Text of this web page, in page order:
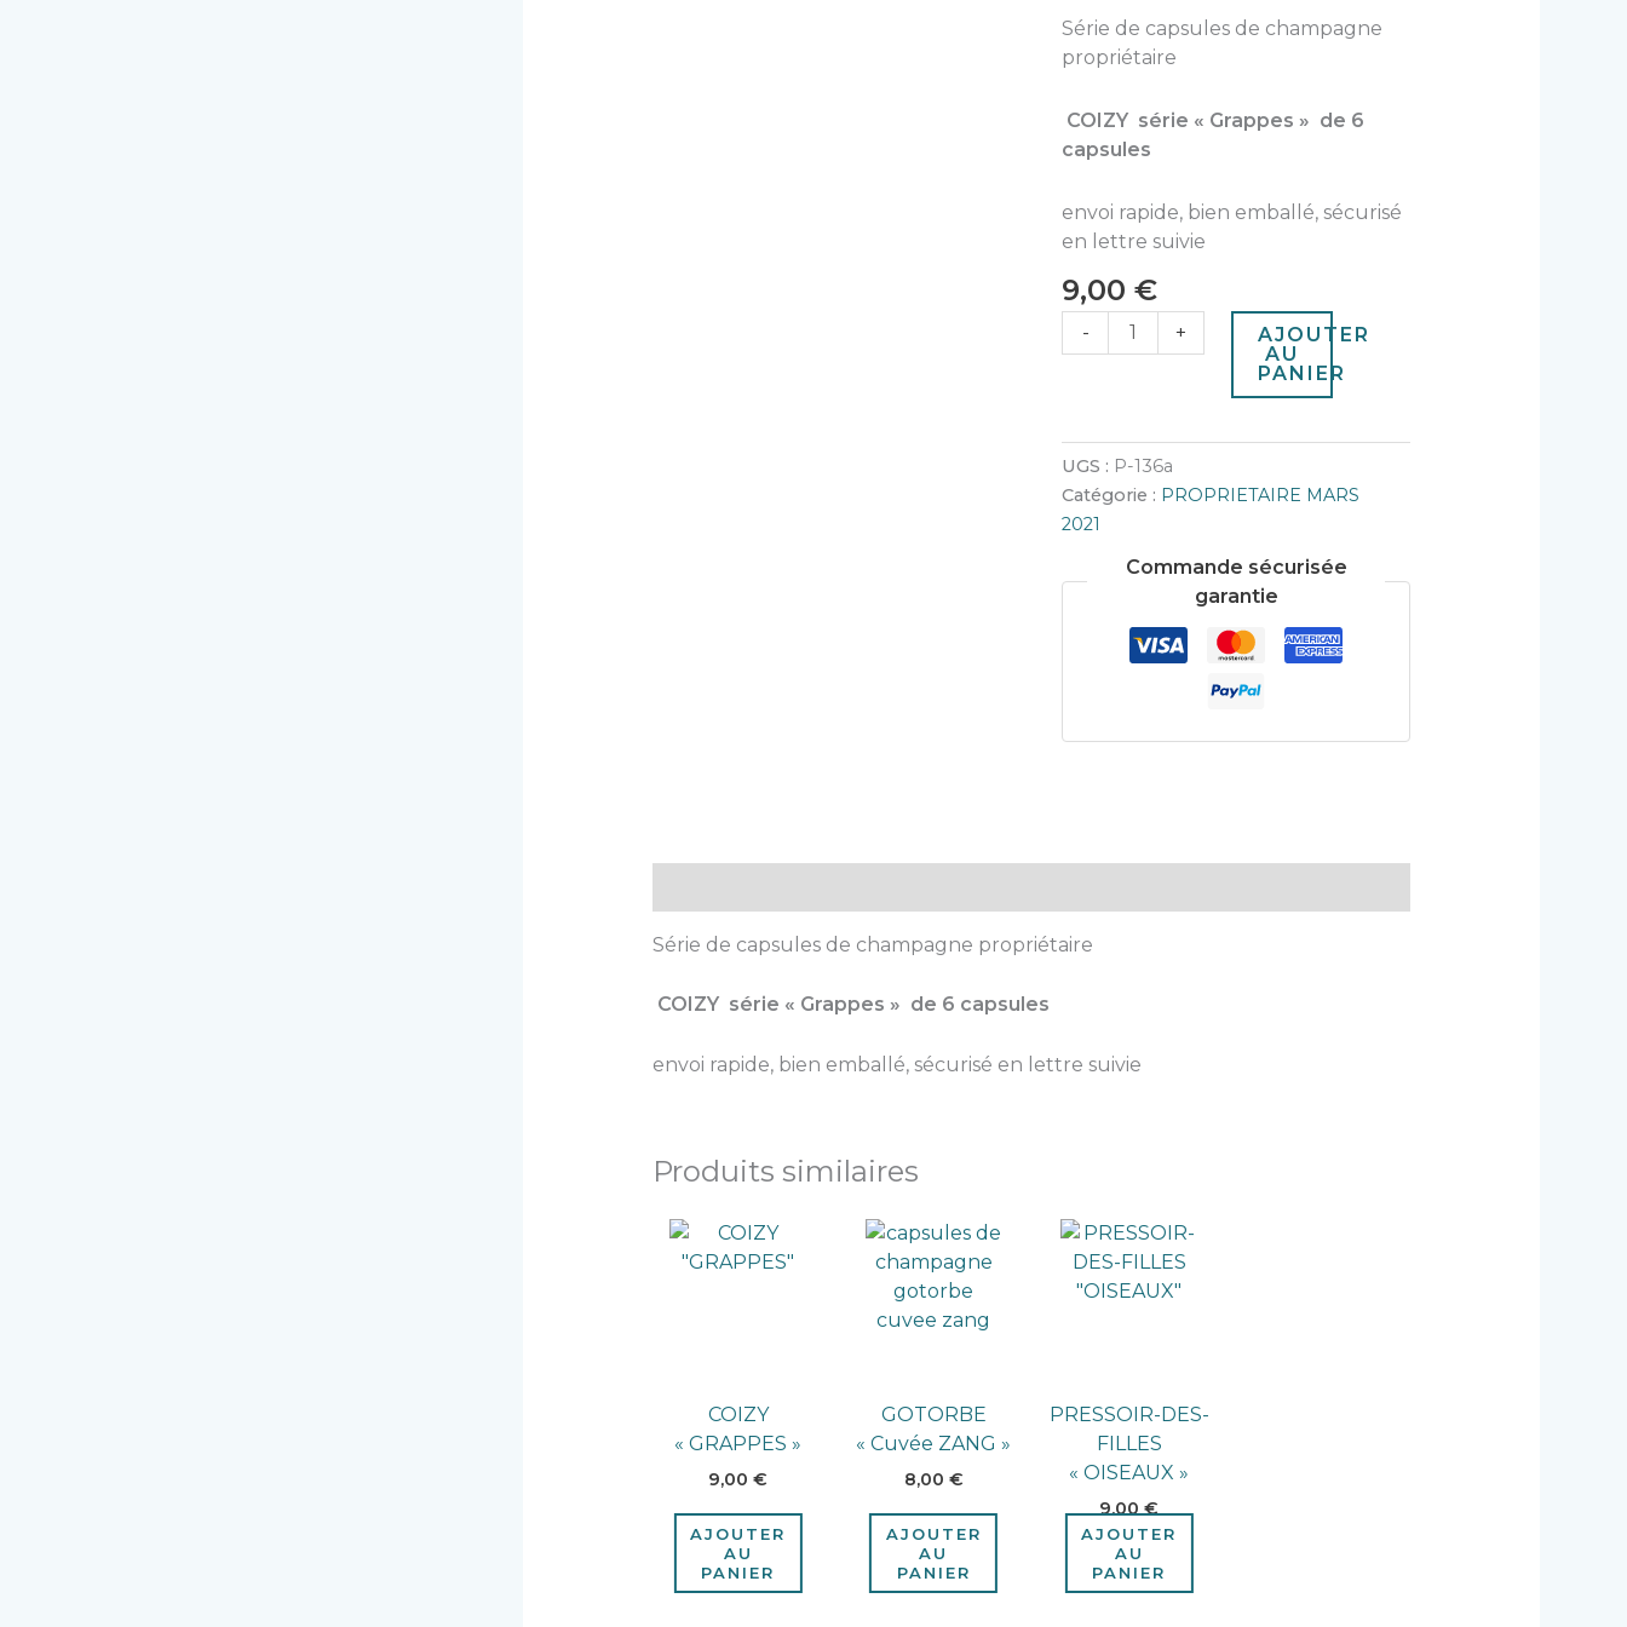
Série de capsules de champagne
propriétaire
COIZY série « Grappes » de 6
capsules
envoi rapide, bien emballé, sécurisé
en lettre suivie
9,00€
- +
AJOUTER
AU
PANIER
UGS : P-136a
Catégorie : PROPRIETAIRE MARS
2021
Commande sécurisée
garantie
Série de capsules de champagne propriétaire
COIZY série « Grappes » de 6 capsules
envoi rapide, bien emballé, sécurisé en lettre suivie
Produits similaires
COIZY
« GRAPPES »
9,00€
AJOUTER
AU
PANIER
GOTORBE
« Cuvée ZANG »
8,00 €
AJOUTER
AU
PANIER
PRESSOIR-DES-
FILLES
« OISEAUX »
9,00€
AJOUTER
AU
PANIER